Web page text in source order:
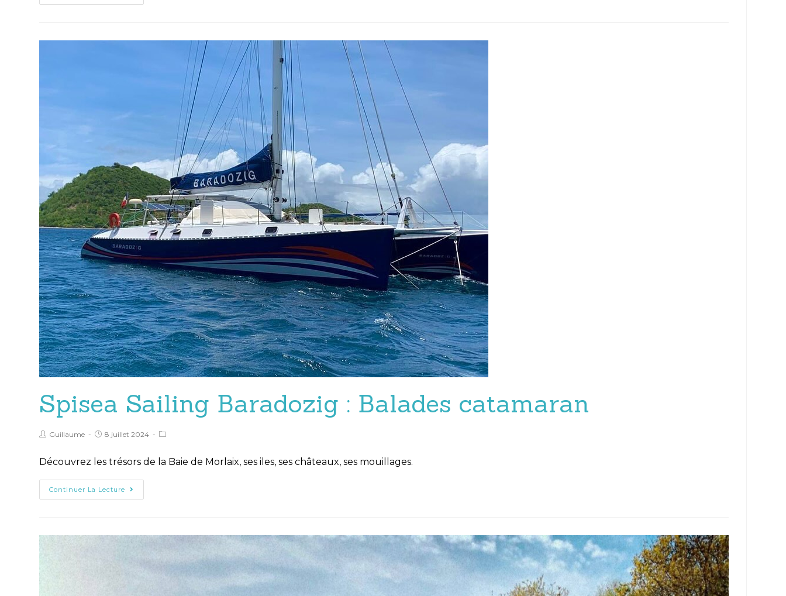
Spisea Sailing Baradozig : Balades catamaran
Guillaume 8 juillet 2024
Découvrez les trésors de la Baie de Morlaix, ses iles, ses châteaux, ses mouillages.
Continuer La Lecture